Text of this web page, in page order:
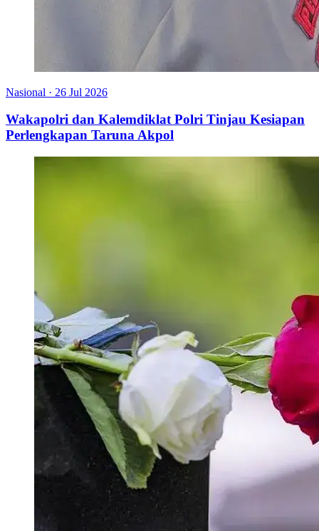
Nasional · 26 Jul 2026
Wakapolri dan Kalemdiklat Polri Tinjau Kesiapan
Perlengkapan Taruna Akpol